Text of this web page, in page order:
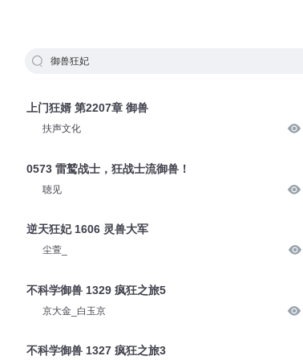
御兽狂妃
上门狂婿 第2207章 御兽
扶声文化
0573 雷鹫战士，狂战士流御兽！
聴见
逆天狂妃 1606 灵兽大军
尘萱_
不科学御兽 1329 疯狂之旅5
京大金_白玉京
不科学御兽 1327 疯狂之旅3